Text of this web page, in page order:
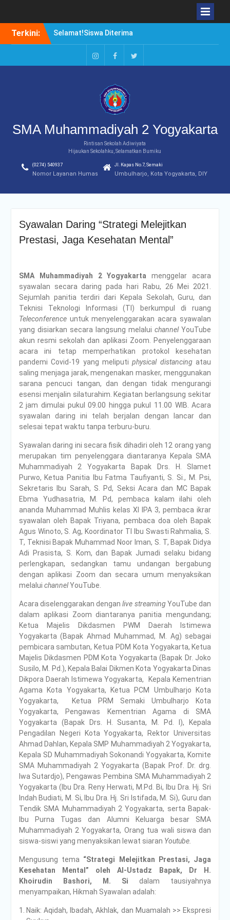
Terkini:
Selamat!Siswa Diterima
PTN Jalur SBMPTN 2020
Borong Prestasi. Agung
Setiwan, Kuliah di Luar
Negeri atau di Dalam
Duduki Peringkat Pertama
Rangking Pararel IPA
InstagramFacebookTwitter
SMA Muhammadiyah 2 Yogyakarta
Rintisan Sekolah Adiwiyata
Hijaukan Sekolahku, Selamatkan Bumiku
(0274) 540937
Nomor Layanan Humas
Jl. Kapas No.7, Semaki
Umbulharjo, Kota Yogyakarta, DIY
Syawalan Daring “Strategi Melejitkan
Prestasi, Jaga Kesehatan Mental”
SMA Muhammadiyah 2 Yogyakarta menggelar acara
syawalan secara daring pada hari Rabu, 26 Mei 2021.
Sejumlah panitia terdiri dari Kepala Sekolah, Guru, dan
Teknisi Teknologi Informasi (TI) berkumpul di ruang
Teleconferenceuntuk menyelenggarakan acara syawalan
yang disiarkan secara langsung melaluichannelYouTube
akun resmi sekolah dan aplikasi Zoom. Penyelenggaraan
acara ini tetap memperhatikan protokol kesehatan
pandemi Covid-19 yang meliputiphysical distancingatau
saling menjaga jarak, mengenakan masker, menggunakan
sarana pencuci tangan, dan dengan tidak mengurangi
esensi menjalin silaturahim. Kegiatan berlangsung sekitar
2 jam dimulai pukul 09.00 hingga pukul 11.00 WIB. Acara
syawalan daring ini telah berjalan dengan lancar dan
selesai tepat waktu tanpa terburu-buru.
Syawalan daring ini secara fisik dihadiri oleh 12 orang yang
merupakan tim penyelenggara diantaranya Kepala SMA
Muhammadiyah 2 Yogyakarta Bapak Drs. H. Slamet
Purwo, Ketua Panitia Ibu Fatma Taufiyanti, S. Si., M. Psi,
Sekretaris Ibu Sarah, S. Pd, Seksi Acara dan MC Bapak
Ebma Yudhasatria, M. Pd, pembaca kalam ilahi oleh
ananda Muhammad Muhlis kelas XI IPA 3, pembaca ikrar
syawalan oleh Bapak Triyana, pembaca doa oleh Bapak
Agus Winoto, S. Ag, Koordinator TI Ibu Swasti Rahmalia, S.
T, Teknisi Bapak Muhammad Noor Iman, S. T, Bapak Didya
Adi Prasista, S. Kom, dan Bapak Jumadi selaku bidang
perlengkapan, sedangkan tamu undangan bergabung
dengan aplikasi Zoom dan secara umum menyaksikan
melalui channelYouTube.
Acara diselenggarakan dengan live streamingYouTube dan
dalam aplikasi Zoom diantaranya panitia mengundang;
Ketua Majelis Dikdasmen PWM Daerah Istimewa
Yogyakarta (Bapak Ahmad Muhammad, M. Ag) sebagai
pembicara sambutan, Ketua PDM Kota Yogyakarta, Ketua
Majelis Dikdasmen PDM Kota Yogyakarta (Bapak Dr. Joko
Susilo, M. Pd.), Kepala Balai Dikmen Kota Yogyakarta Dinas
Dikpora Daerah Istimewa Yogyakarta, Kepala Kementrian
Agama Kota Yogyakarta, Ketua PCM Umbulharjo Kota
Yogyakarta, Ketua PRM Semaki Umbulharjo Kota
Yogyakarta, Pengawas Kementrian Agama di SMA
Yogyakarta (Bapak Drs. H. Susanta, M. Pd. I), Kepala
Pengadilan Negeri Kota Yogyakarta, Rektor Universitas
Ahmad Dahlan, Kepala SMP Muhammadiyah 2 Yogyakarta,
Kepala SD Muhammadiyah Sokonandi Yogyakarta, Komite
SMA Muhammadiyah 2 Yogyakarta (Bapak Prof. Dr. drg.
Iwa Sutardjo), Pengawas Pembina SMA Muhammadiyah 2
Yogyakarta (Ibu Dra. Reny Herwati, M.Pd. Bi, Ibu Dra. Hj. Sri
Indah Budiati, M. Si, Ibu Dra. Hj. Sri Istifada, M. Si), Guru dan
Tendik SMA Muhammadiyah 2 Yogyakarta, serta Bapak-
Ibu Purna Tugas dan Alumni Keluarga besar SMA
Muhammadiyah 2 Yogyakarta, Orang tua wali siswa dan
siswa-siswi yang menyaksikan lewat siaran Youtube.
Mengusung tema “Strategi Melejitkan Prestasi, Jaga
Kesehatan Mental” oleh Al-Ustadz Bapak, Dr H.
Khoirudin Bashori, M. Si dalam tausiyahnya
menyampaikan, Hikmah Syawalan adalah:
Naik: Aqidah, Ibadah, Akhlak, dan Muamalah >> Ekspresi